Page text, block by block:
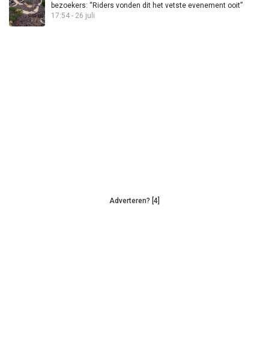
bezoekers: “Riders vonden dit het vetste evenement ooit”
17:54 - 26 juli
Adverteren? [4]